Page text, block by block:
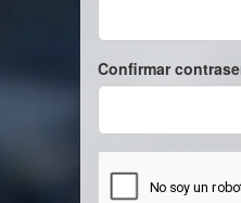
Confirmar